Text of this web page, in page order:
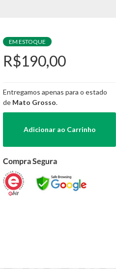
EM ESTOQUE
R$190,00
Entregamos apenas para o estado
de Mato Grosso.
Adicionar ao Carrinho